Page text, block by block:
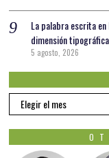
La palabra escrita
dimensión tipográfica
5 agosto, 2026
EDICIONES